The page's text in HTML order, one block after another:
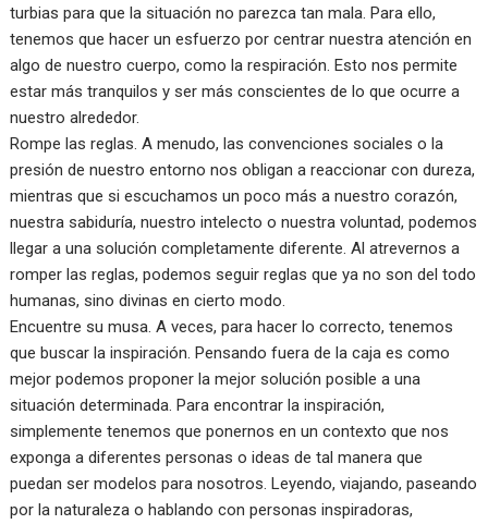
turbias para que la situación no parezca tan mala. Para ello,
tenemos que hacer un esfuerzo por centrar nuestra atención en
algo de nuestro cuerpo, como la respiración. Esto nos permite
estar más tranquilos y ser más conscientes de lo que ocurre a
nuestro alrededor.
Rompe las reglas. A menudo, las convenciones sociales o la
presión de nuestro entorno nos obligan a reaccionar con dureza,
mientras que si escuchamos un poco más a nuestro corazón,
nuestra sabiduría, nuestro intelecto o nuestra voluntad, podemos
llegar a una solución completamente diferente. Al atrevernos a
romper las reglas, podemos seguir reglas que ya no son del todo
humanas, sino divinas en cierto modo.
Encuentre su musa. A veces, para hacer lo correcto, tenemos
que buscar la inspiración. Pensando fuera de la caja es como
mejor podemos proponer la mejor solución posible a una
situación determinada. Para encontrar la inspiración,
simplemente tenemos que ponernos en un contexto que nos
exponga a diferentes personas o ideas de tal manera que
puedan ser modelos para nosotros. Leyendo, viajando, paseando
por la naturaleza o hablando con personas inspiradoras,